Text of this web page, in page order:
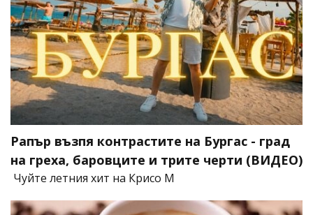
Рапър възпя контрастите на Бургас - град
на греха, баровците и трите черти (ВИДЕО)
Чуйте летния хит на Крисо М